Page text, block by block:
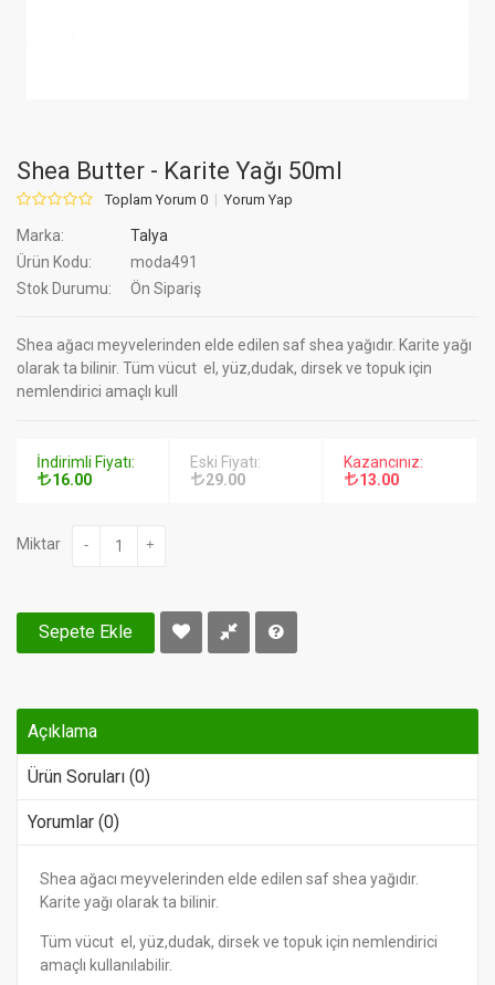
Shea Butter - Karite Yağı 50ml
Toplam Yorum 0 Yorum Yap
Marka:
Talya
Ürün Kodu:
moda491
Stok Durumu:
Ön Sipariş
Shea ağacı meyvelerinden elde edilen saf shea yağıdır. Karite yağı
olarak ta bilinir. Tüm vücut el, yüz,dudak, dirsek ve topuk için
nemlendirici amaçlı kull
İndirimli Fiyatı:
16.00
Eski Fiyatı:
29.00
Kazancınız:
13.00
Miktar - +
Sepete Ekle
Açıklama
Ürün Soruları (0)
Yorumlar (0)
Shea ağacı meyvelerinden elde edilen saf shea yağıdır.
Karite yağı olarak ta bilinir.
Tüm vücut el, yüz,dudak, dirsek ve topuk için nemlendirici
amaçlı kullanılabilir.